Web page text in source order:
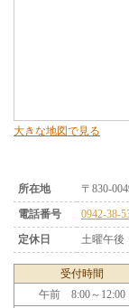
大きな地図で見る
所在地
〒830-
電話番号
0942-38-
定休日
土曜午後
受付時間
午前 8:00～12:00